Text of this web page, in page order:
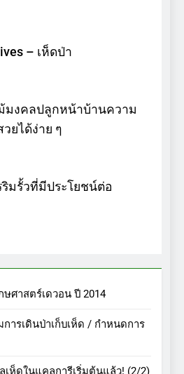
– เห็ดป่า
มงคลปลูกหน้าบ้านความ
ยได้ง่าย ๆ
มรั้วที่มีประโยชน์ต่อ
ศาสตร์เดวอน ปี 2014
ารเดินป่าเก็บเห็ด / กำหนดการ
เห็ดในแคลการีเริ่มต้นแล้ว! (2/2)